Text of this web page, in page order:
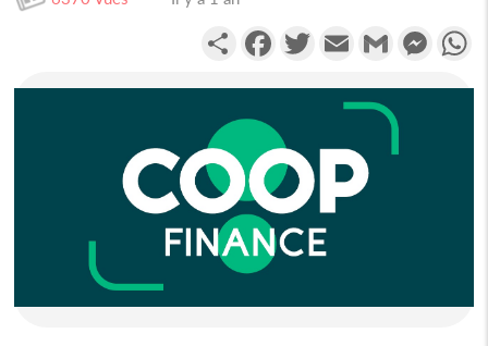
PartagerFacebookTwitterEmail Gmail